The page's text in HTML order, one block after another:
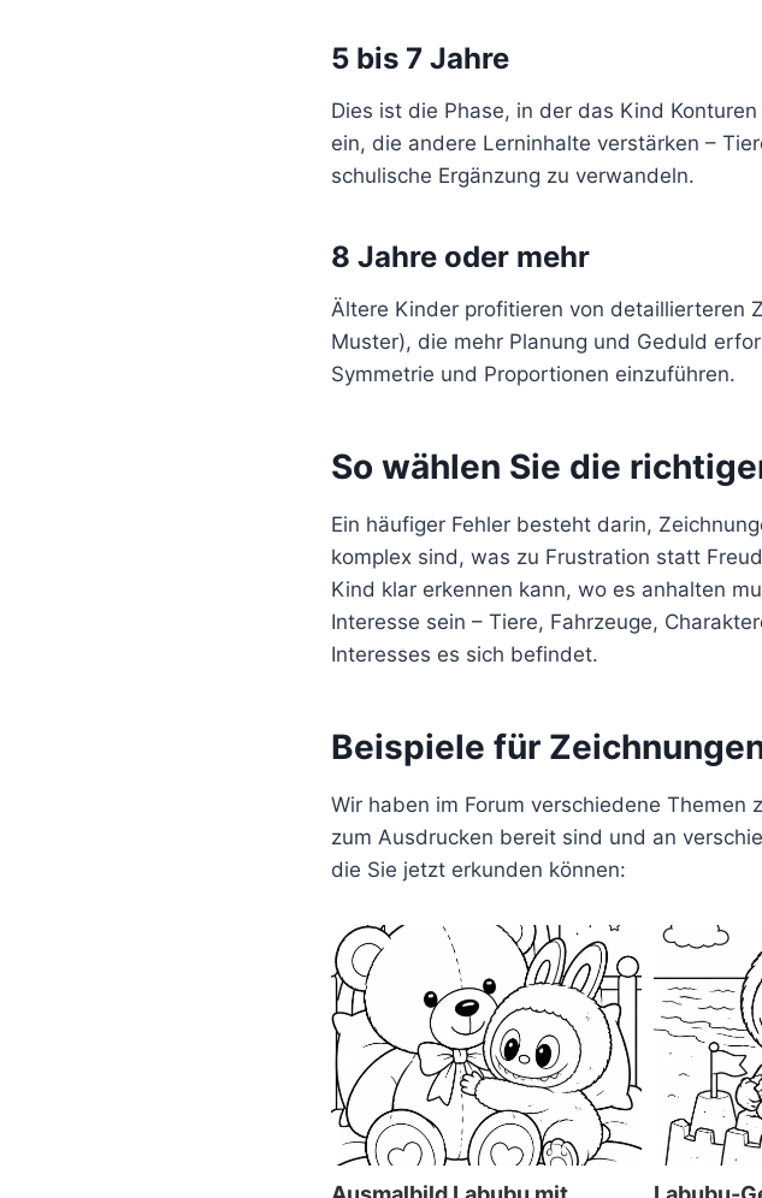
5 bis 7 Jahre
Dies ist die Phase, in der das Kind
ein, die andere Lerninhalte verstärken –
schulische Ergänzung zu verwandeln.
8 Jahre oder mehr
Ältere Kinder profitieren von detaillierteren
Muster), die mehr Planung und Geduld
Symmetrie und Proportionen einzuführen.
So wählen Sie die
Ein häufiger Fehler besteht darin,
komplex sind, was zu Frustration statt
Kind klar erkennen kann, wo es anhalten
Interesse sein – Tiere, Fahrzeuge,
Interesses es sich befindet.
Beispiele für
Wir haben im Forum verschiedene
zum Ausdrucken bereit sind und an
die Sie jetzt erkunden können: